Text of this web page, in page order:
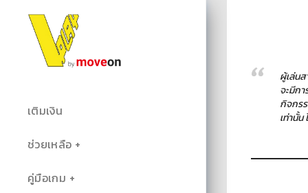
เติมเงิน
ช่วยเหลือ
คู่มือเกม
ผู้เล่น
จะมีก
กิจกร
เท่านั้